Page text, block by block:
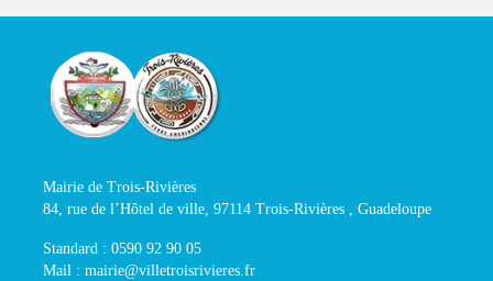
Mairie de Trois-Rivières
84, rue de l’Hôtel de ville, 97114 Trois-Rivières , Guadeloupe
Standard : 0590 92 90 05
Mail : mairie@villetroisrivieres.fr